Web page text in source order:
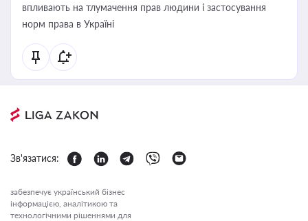
впливають на тлумачення прав людини і застосування
норм права в Україні
Зв'язатися:
забезпечує український бізнес
інформацією, аналітикою та
технологічними рішеннями для